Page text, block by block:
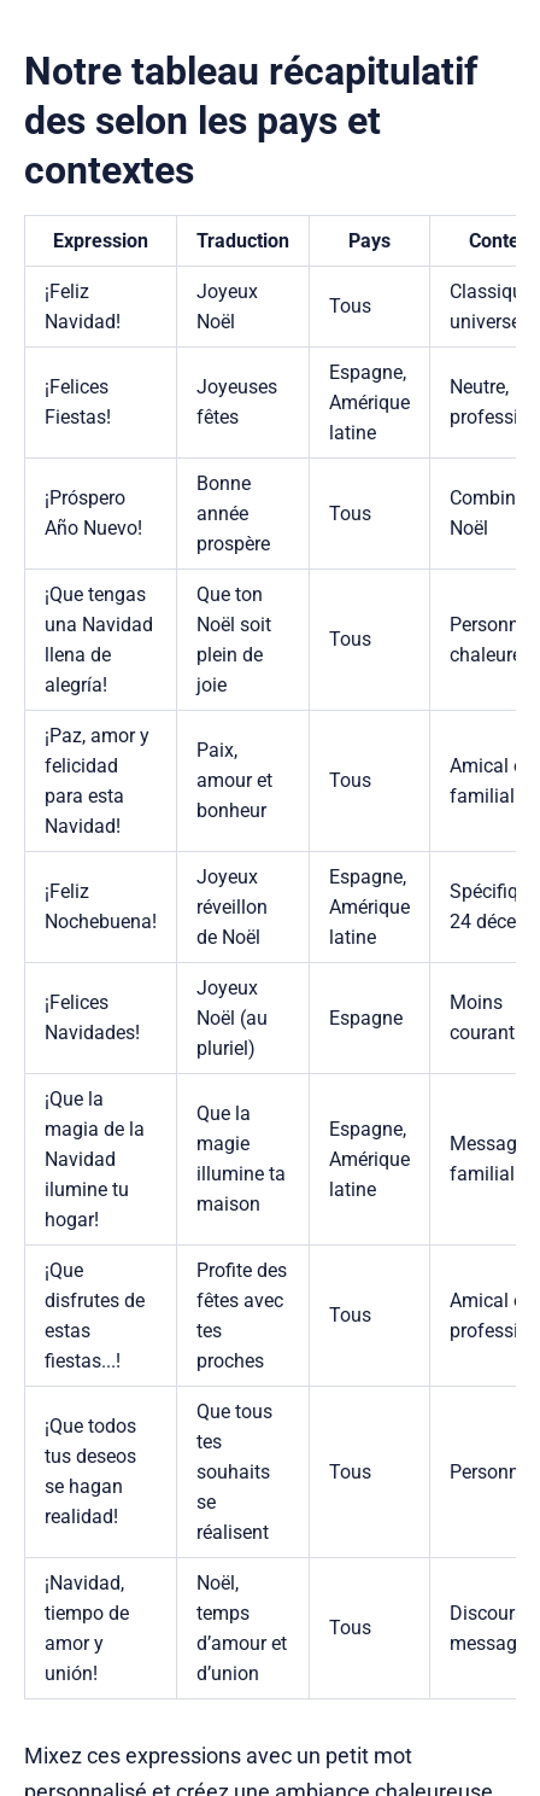
Notre tableau récapitulatif
des selon les pays et
contextes
Expression Traduction Pays
¡Feliz
Navidad!
Joyeux
Noël
Tous
Classique,
universel
¡Felices
Fiestas!
Joyeuses
fêtes
Espagne,
Amérique
latine
Neutre,
¡Próspero
Año Nuevo!
Bonne
année
prospère
Tous
Combiné à
Noël
¡Que tengas
una Navidad
llena de
alegría!
Que ton
Noël soit
plein de
joie
Tous
Personnel,
¡Paz, amor y
felicidad
para esta
Navidad!
Paix,
amour et
bonheur
Tous
Amical ou
familial
¡Feliz
Nochebuena!
Joyeux
réveillon
de Noël
Espagne,
Amérique
latine
24
¡Felices
Navidades!
Joyeux
Noël (au
pluriel)
Espagne
Moins
courant
¡Que la
magia de la
Navidad
ilumine tu
hogar!
Que la
magie
illumine ta
maison
Espagne,
Amérique
latine
Message
familial
¡Que
disfrutes de
estas
fiestas...!
Profite des
fêtes avec
tes
proches
Tous
Amical ou
¡Que todos
tus deseos
se hagan
realidad!
Que tous
tes
souhaits
se
réalisent
Tous Personnel
¡Navidad,
tiempo de
amor y
unión!
Noël,
temps
d’amour et
d’union
Tous
Discours,
messages
Mixez ces expressions avec un petit mot